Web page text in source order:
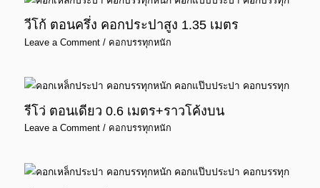
วีโก้ ตอนครึ่ง คอกประปาสูง 1.35 เมตร
Leave a Comment / คอกบรรทุกหนัก
รีโว่ ตอนเดียว 0.6 เมตร+ราวโค้งบน
Leave a Comment / คอกบรรทุกหนัก